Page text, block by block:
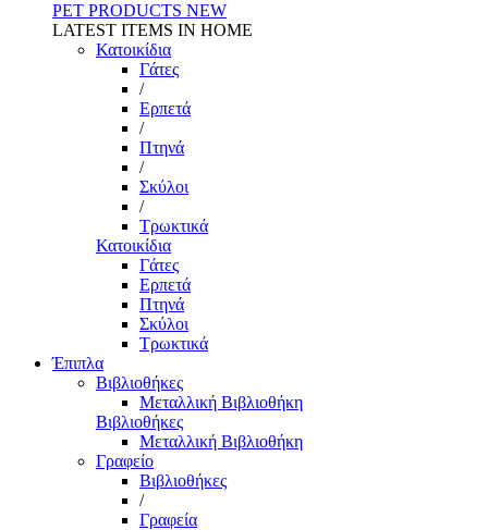
PET PRODUCTS NEW
LATEST ITEMS IN HOME
Κατοικίδια
Γάτες
/
Ερπετά
/
Πτηνά
/
Σκύλοι
/
Τρωκτικά
Κατοικίδια
Γάτες
Ερπετά
Πτηνά
Σκύλοι
Τρωκτικά
Έπιπλα
Βιβλιοθήκες
Μεταλλική Βιβλιοθήκη
Βιβλιοθήκες
Μεταλλική Βιβλιοθήκη
Γραφείο
Βιβλιοθήκες
/
Γραφεία